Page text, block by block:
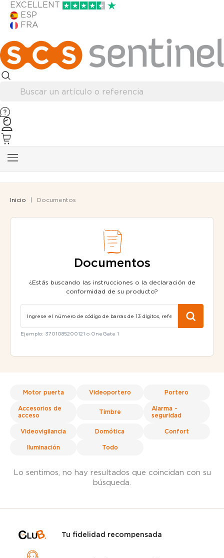
EXCELLENT
ESP
FRA
Inicio Documentos
Documentos
¿Estás buscando las instrucciones o la declaración de
conformidad de su producto?
Ejemplo: 3701085200121 o OneGate 1
Motor puerta Videoportero Portero
Accesorios de
acceso
Timbre
Alarma -
seguridad
Videovigilancia Domótica Confort
Iluminación Todo
Lo sentimos, no hay resultados que coincidan con su
búsqueda.
Tu fidelidad recompensada